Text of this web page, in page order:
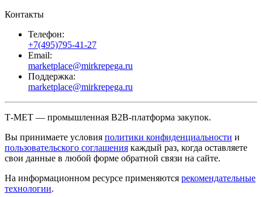
Контакты
Телефон:
+7(495)795-41-27
Email:
marketplace@mirkrepega.ru
Поддержка:
marketplace@mirkrepega.ru
Т-МЕТ — промышленная B2B-платформа закупок.
Вы принимаете условия политики конфиденциальности и
пользовательского соглашения каждый раз, когда оставляете
свои данные в любой форме обратной связи на сайте.
На информационном ресурсе применяются рекомендательные
технологии.